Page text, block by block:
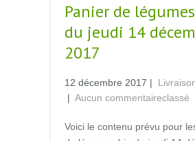
Panier de
du jeudi 14
2017
12 décembre 2017
| Aucun commentaire
|
classé
Voici le contenu prévu pour